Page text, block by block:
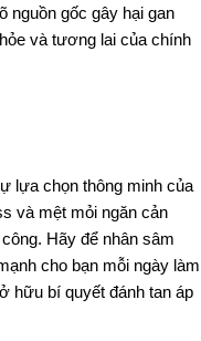
nguồn gốc gây hại gan
và tương lai của chính
lựa chọn thông minh của
và mệt mỏi ngăn cản
Hãy để nhân sâm
cho bạn mỗi ngày làm
hữu bí quyết đánh tan áp